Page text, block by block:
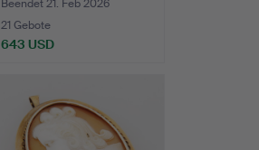
Beendet 21. Feb 2026
21 Gebote
643 USD